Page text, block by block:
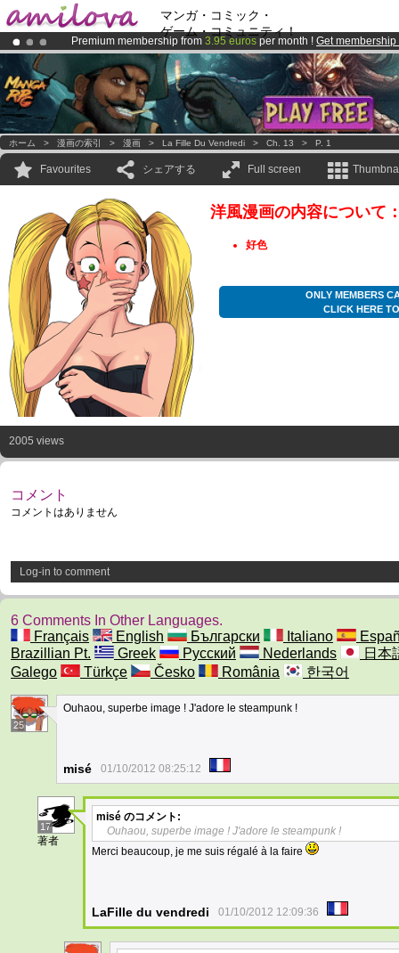
マンガ・コミック・
ゲーム・コミュニティ！
Premium membership from 3.95 euros per month ! Get membership
AmilovaKickstarter is now LIVE!.
Already 100000membersand 1000 comics & mangas!.
ホーム > 漫画の索引 > 漫画 > La Fille Du Vendredi > Ch. 13 > P. 1
Favourites シェアする Full screen
洋風漫画の内容について
好色
ONLY MEMBERS
CLICK HERE
2005 views
コメント
コメントはありません
Log-in to comment
6 Comments In Other Languages.
Français
English Български Italiano
Brazillian Pt.
Greek Русский Nederlands
日本
Galego
Türkçe Česko România 한국어
25
Ouhaou, superbe image ! J'adore le steampunk !
misé 01/10/2012 08:25:12
17
著者
misé のコメント:
Ouhaou, superbe image ! J'adore le steampunk !
Merci beaucoup, je me suis régalé à la faire
LaFille du vendredi 01/10/2012 12:09:36